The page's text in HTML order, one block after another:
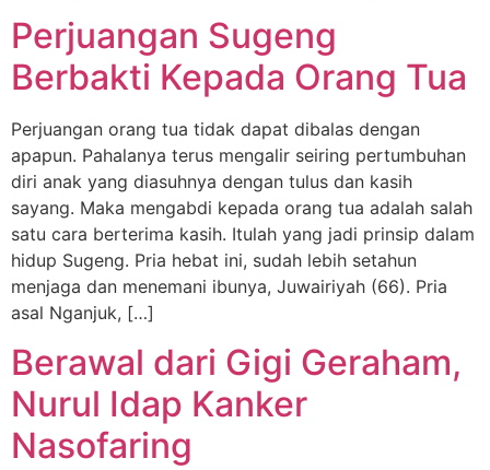
Perjuangan Sugeng
Berbakti Kepada Orang Tua
Perjuangan orang tua tidak dapat dibalas dengan
apapun. Pahalanya terus mengalir seiring pertumbuhan
diri anak yang diasuhnya dengan tulus dan kasih
sayang. Maka mengabdi kepada orang tua adalah salah
satu cara berterima kasih. Itulah yang jadi prinsip dalam
hidup Sugeng. Pria hebat ini, sudah lebih setahun
menjaga dan menemani ibunya, Juwairiyah (66). Pria
asal Nganjuk, […]
Berawal dari Gigi Geraham,
Nurul Idap Kanker
Nasofaring